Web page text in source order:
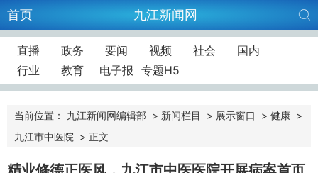
首页 九江新闻网
直播 政务 要闻 视频 社会
国内
行业
教育 电子报 专题H5
当前位置： 九江新闻网编辑部 > 新闻栏目 > 展示窗口 > 健康 >
九江市中医院 > 正文